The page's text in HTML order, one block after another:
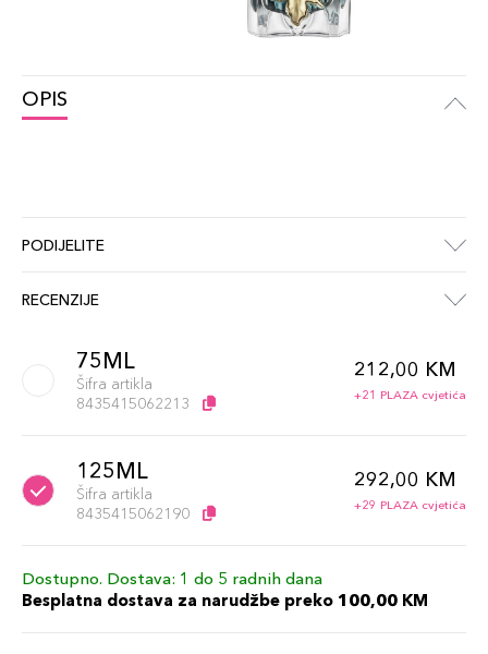
OPIS
PODIJELITE
RECENZIJE
75ML
Šifra artikla
8435415062213
212,00 KM
+21 PLAZA cvjetića
125ML
Šifra artikla
8435415062190
292,00 KM
+29 PLAZA cvjetića
Dostupno. Dostava: 1 do 5 radnih dana
Besplatna dostava za narudžbe preko 100,00 KM